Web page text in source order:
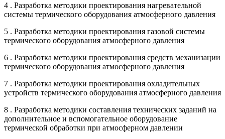
4 . Разработка методики проектирования нагревательной
системы термического оборудования атмосферного давления
5 . Разработка методики проектирования газовой системы
термического оборудования атмосферного давления
6 . Разработка методики проектирования средств механизации
термического оборудования атмосферного давления
7 . Разработка методики проектирования охладительных
устройств термического оборудования атмосферного давления
8 . Разработка методики составления технических заданий на
дополнительное и вспомогательное оборудование
термической обработки при атмосферном давлении